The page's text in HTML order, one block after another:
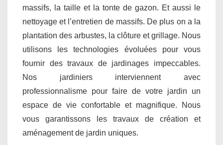
massifs, la taille et la tonte de gazon. Et aussi le
nettoyage et l’entretien de massifs. De plus on a la
plantation des arbustes, la clôture et grillage. Nous
utilisons les technologies évoluées pour vous
fournir des travaux de jardinages impeccables.
Nos jardiniers interviennent avec
professionnalisme pour faire de votre jardin un
espace de vie confortable et magnifique. Nous
vous garantissons les travaux de création et
aménagement de jardin uniques.